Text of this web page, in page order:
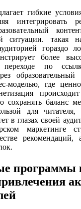
гибкие
интегрировать
ситуации. такая
гораздо
более
по
образовательный
моделью, где
сохранять баланс
для
в глазах своей
маркетинге
рекомендаций,
программы